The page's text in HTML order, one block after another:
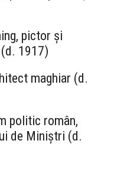
pictor și
1917)
maghiar (d.
politic român,
de Miniștri (d.